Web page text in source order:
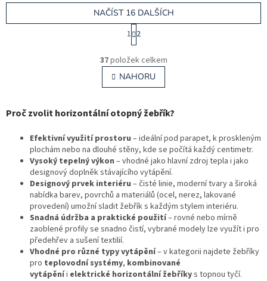
O
v
l
á
c
p
r
v
k
y
v
ý
p
i
u
NAČÍST 16 DALŠÍCH
S
t
r
á
n
k
o
á
n
1 2
37položek celkem
NAHORU
Proč zvolit horizontální otopný žebřík?
Efektivní využití prostoru – ideální pod parapet, k proskleným
plochám nebo na dlouhé stěny, kde se počítá každý centimetr.
Vysoký tepelný výkon – vhodné jako hlavní zdroj tepla i jako
designový doplněk stávajícího vytápění.
Designový prvek interiéru – čisté linie, moderní tvary a široká
nabídka barev, povrchů a materiálů (ocel, nerez, lakované
provedení) umožní sladit žebřík s každým stylem interiéru.
Snadná údržba a praktické použití– rovné nebo mírně
zaoblené profily se snadno čistí, vybrané modely lze využít i pro
předehřev a sušení textilií.
Vhodné pro různé typy vytápění– v kategorii najdete žebříky
pro teplovodní systémy, kombinované
vytápěníi elektrické horizontální žebříkys topnou tyčí.